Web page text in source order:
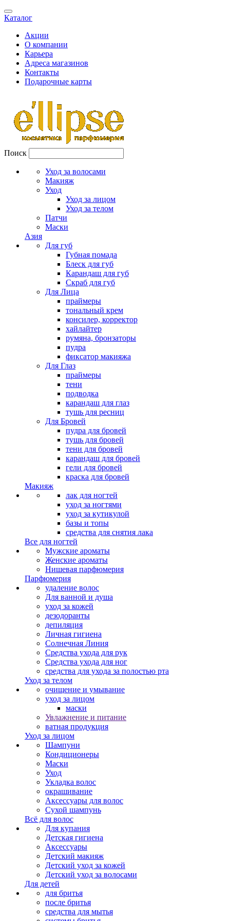
Каталог
Акции
О компании
Карьера
Адреса магазинов
Контакты
Подарочные карты
Поиск
Уход за волосами
Макияж
Уход
Уход за лицом
Уход за телом
Патчи
Маски
Азия
Для губ
Губная помада
Блеск для губ
Карандаш для губ
Скраб для губ
Для Лица
праймеры
тональный крем
консилер, корректор
хайлайтер
румяна, бронзаторы
пудра
фиксатор макияжа
Для Глаз
праймеры
тени
подводка
карандаш для глаз
тушь для ресниц
Для Бровей
пудра для бровей
тушь для бровей
тени для бровей
карандаш для бровей
гели для бровей
краска для бровей
Макияж
лак для ногтей
уход за ногтями
уход за кутикулой
базы и топы
средства для снятия лака
Все для ногтей
Мужские ароматы
Женские ароматы
Нишевая парфюмерия
Парфюмерия
удаление волос
Для ванной и душа
уход за кожей
дезодоранты
депиляция
Личная гигиена
Солнечная Линия
Средства ухода для рук
Средства ухода для ног
средства для ухода за полостью рта
Уход за телом
очищение и умывание
уход за лицом
маски
Увлажнение и питание
ватная продукция
Уход за лицом
Шампуни
Кондиционеры
Маски
Уход
Укладка волос
окрашивание
Аксессуары для волос
Сухой шампунь
Всё для волос
Для купания
Детская гигиена
Аксессуары
Детский макияж
Детский уход за кожей
Детский уход за волосами
Для детей
для бритья
после бритья
средства для мытья